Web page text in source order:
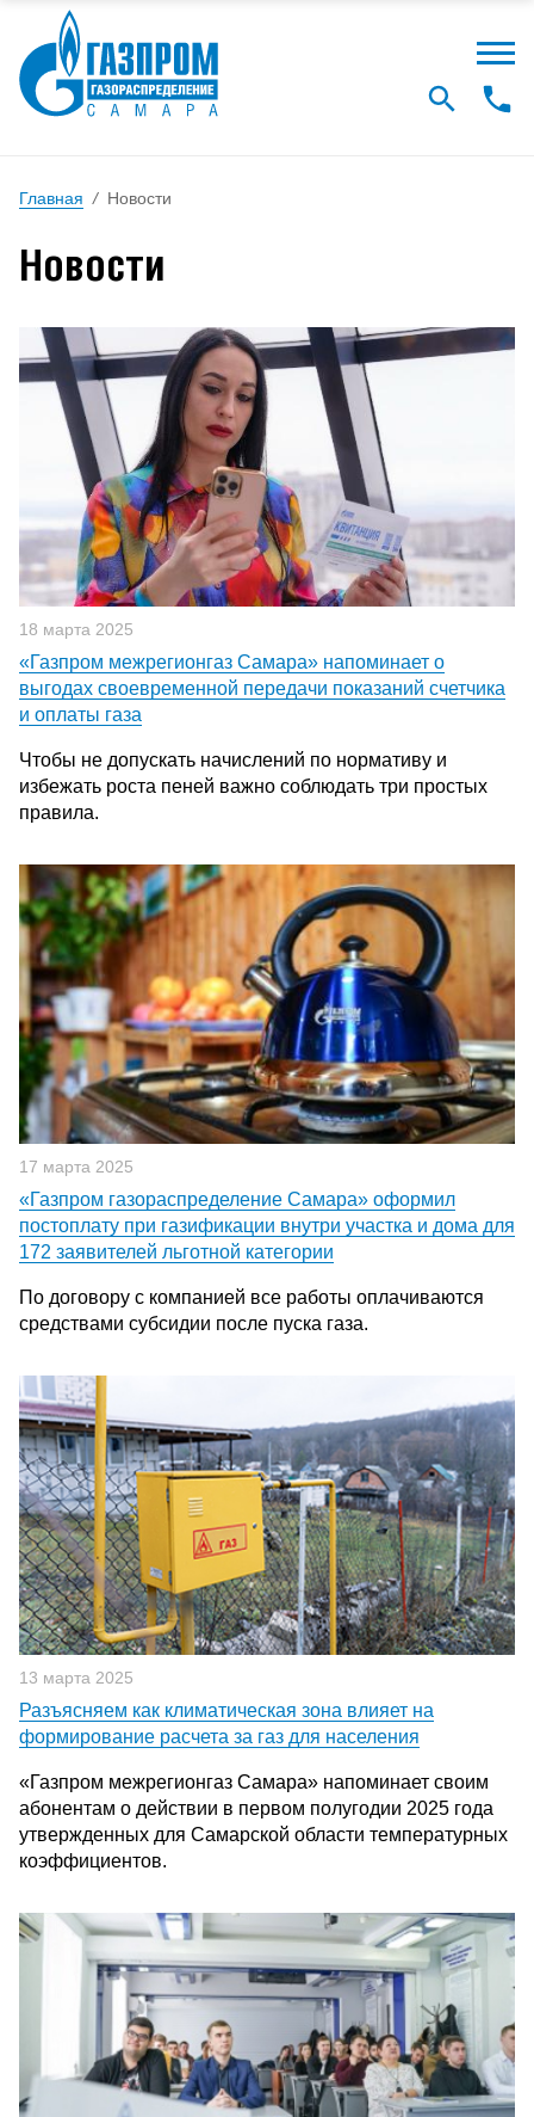
Главная / Новости
Новости
18 марта 2025
«Газпром межрегионгаз Самара» напоминает о
выгодах своевременной передачи показаний счетчика
и оплаты газа
Чтобы не допускать начислений по нормативу и
избежать роста пеней важно соблюдать три простых
правила.
17 марта 2025
«Газпром газораспределение Самара» оформил
постоплату при газификации внутри участка и дома для
172 заявителей льготной категории
По договору с компанией все работы оплачиваются
средствами субсидии после пуска газа.
13 марта 2025
Разъясняем как климатическая зона влияет на
формирование расчета за газ для населения
«Газпром межрегионгаз Самара» напоминает своим
абонентам о действии в первом полугодии 2025 года
утвержденных для Самарской области температурных
коэффициентов.